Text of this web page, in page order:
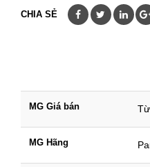
CHIA SẺ
MG Giá bán
MG Hãng